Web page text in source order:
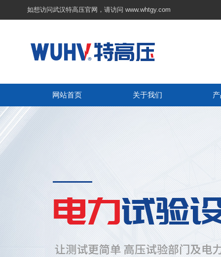
如想访问武汉特高压官网，请访问 www.whtgy.com
网站首页 关于我们